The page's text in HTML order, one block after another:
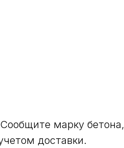
марку бетона,
доставки.